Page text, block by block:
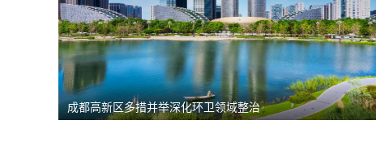
退还诚意金
滴滴平台司机超时未出发，地域黑乘客
要求解除合同，退款，我还没有开始学习
成都高新区多措并举深化环卫领域整治